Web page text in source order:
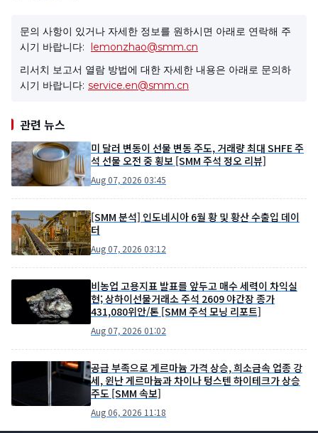
문의 사항이 있거나 자세한 정보를 원하시면 아래로 연락해 주
시기 바랍니다: lemonzhao@smm.cn
리서치 보고서 열람 방법에 대한 자세한 내용은 아래로 문의하
시기 바랍니다: service.en@smm.cn
관련 뉴스
미 달러 변동이 선물 변동 주도, 거래량 최대 SHFE 주
석 선물 오전 중 횡보 [SMM 주석 정오 리뷰]
Aug 07, 2026 03:45
[SMM 분석] 인도네시아 6월 황 및 황산 수출입 데이
터
Aug 07, 2026 03:12
비농업 고용지표 발표를 앞두고 매수 세력이 차익실
현; 상하이선물거래소 주석 2609 야간장 종가
431,080위안/톤 [SMM 주석 모닝 리포트]
Aug 07, 2026 01:02
공급 부족으로 게르마늄 가격 상승, 희소금속 업종 강
세, 윈난 게르마늄과 차이나 텅스텐 하이테크가 상승
주도 [SMM 속보]
Aug 06, 2026 11:18